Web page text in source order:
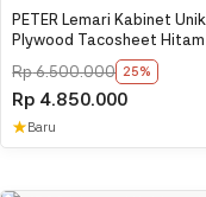
PETER Lemari Kabinet Unik
Plywood Tacosheet Hitam
Rp6.500.000 25%
Rp 4.850.000
★Baru